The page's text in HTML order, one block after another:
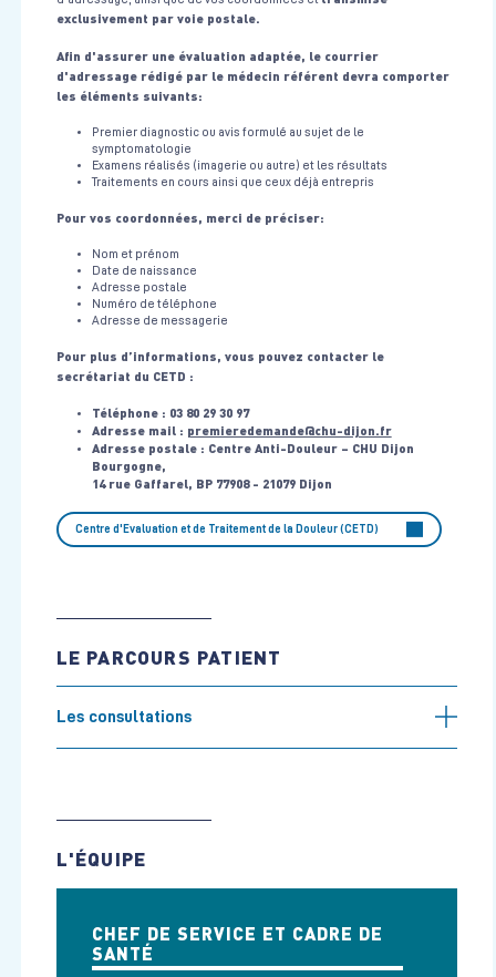
exclusivement par voie postale.
Afin d'assurer une évaluation adaptée, le courrier
d'adressage rédigé par le médecin référent devra comporter
les éléments suivants:
Premier diagnostic ou avis formulé au sujet de le
symptomatologie
Examens réalisés (imagerie ou autre) et les résultats
Traitements en cours ainsi que ceux déjà entrepris
Pour vos coordonnées, merci de préciser:
Nom et prénom
Date de naissance
Adresse postale
Numéro de téléphone
Adresse de messagerie
Pour plus d’informations, vous pouvez contacter le
secrétariat du CETD :
Téléphone : 03 80 29 30 97
Adresse mail : premieredemande@chu-dijon.fr
Adresse postale : Centre Anti-Douleur – CHU Dijon
Bourgogne,
14 rue Gaffarel, BP 77908 - 21079 Dijon
Centre d'Evaluation et de Traitement de la Douleur (CETD)
LE PARCOURS PATIENT
Les consultations
L'ÉQUIPE
CHEF DE SERVICE ET CADRE DE
SANTÉ